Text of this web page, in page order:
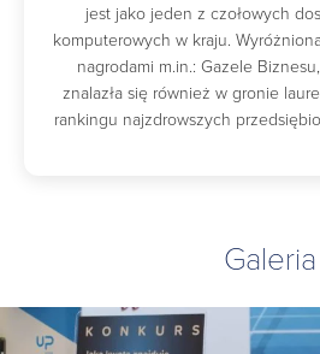
jest jako jeden z czołowych
komputerowych w kraju.
nagrodami m.in.: Gazele
znalazła się również w gronie
rankingu najzdrowszych
Galeria